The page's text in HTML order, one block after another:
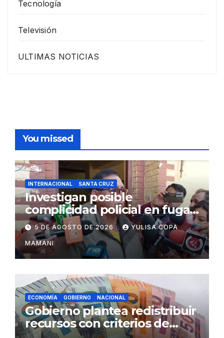
Tecnología
Televisión
ULTIMAS NOTICIAS
You missed
INTERNACIONAL SANTA CRUZ
Investigan posible
complicidad policial en fuga
de dos reos brasileños de
Palmasola
5 DE AGOSTO DE 2026 YULISA COPA
MAMANI
ECONOMÍA GOBIERNO NACIONAL
Gobierno plantea redistribuir
recursos con criterios de